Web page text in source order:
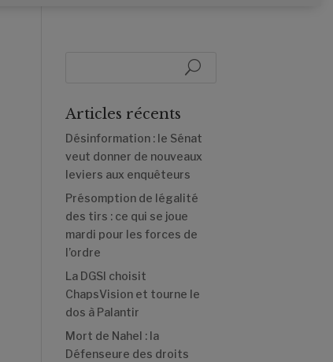
Articles récents
Désinformation : le Sénat
veut donner de nouveaux
leviers aux enquêteurs
Présomption de légalité
des tirs : ce qui se joue
mardi pour les forces de
l’ordre
La DGSI choisit
ChapsVision et tourne le
dos à Palantir
Mort de Nahel : la
Défenseure des droits